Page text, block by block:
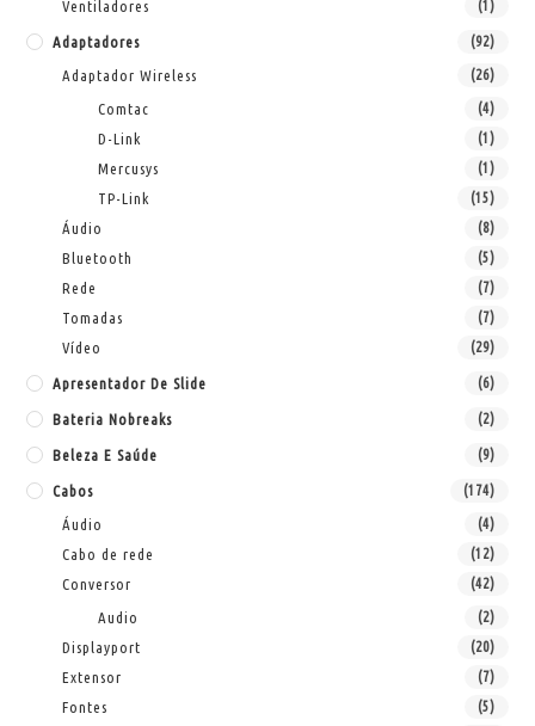
Ventiladores (1)
Adaptadores (92)
Adaptador Wireless (26)
Comtac (4)
D-Link (1)
Mercusys (1)
TP-Link (15)
Áudio (8)
Bluetooth (5)
Rede (7)
Tomadas (7)
Vídeo (29)
Apresentador De Slide (6)
Bateria Nobreaks (2)
Beleza E Saúde (9)
Cabos (174)
Áudio (4)
Cabo de rede (12)
Conversor (42)
Audio (2)
Displayport (20)
Extensor (7)
Fontes (5)